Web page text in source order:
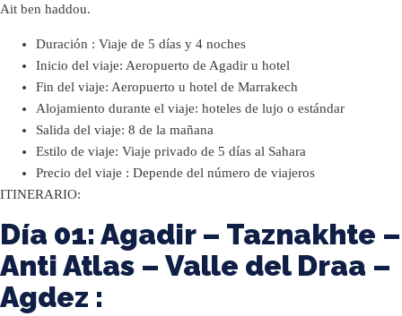
Ait ben haddou.
Duración : Viaje de 5 días y 4 noches
Inicio del viaje: Aeropuerto de Agadir u hotel
Fin del viaje: Aeropuerto u hotel de Marrakech
Alojamiento durante el viaje: hoteles de lujo o estándar
Salida del viaje: 8 de la mañana
Estilo de viaje: Viaje privado de 5 días al Sahara
Precio del viaje : Depende del número de viajeros
ITINERARIO:
Día 01: Agadir – Taznakhte –
Anti Atlas – Valle del Draa –
Agdez :